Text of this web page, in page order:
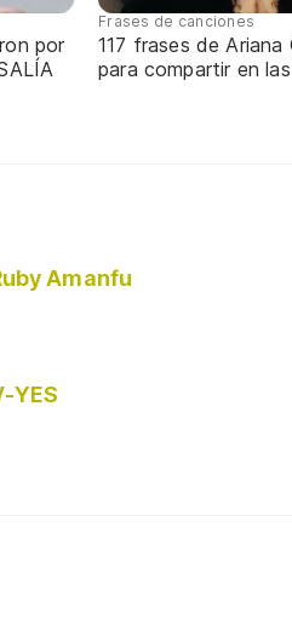
por
Frases de canciones
117 frases de Ariana
para compartir en
Amanfu
YES